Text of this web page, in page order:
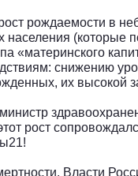
рождаемости в
(которые
«материнского
снижению
их высокой
рост
Власти